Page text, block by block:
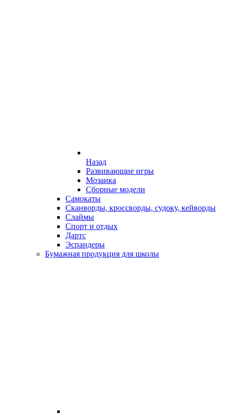
Назад
Развивающие игры
Мозаика
Сборные модели
Самокаты
Сканворды, кроссворды, судоку, кейворды
Слаймы
Спорт и отдых
Дартс
Эспандеры
Бумажная продукция для школы